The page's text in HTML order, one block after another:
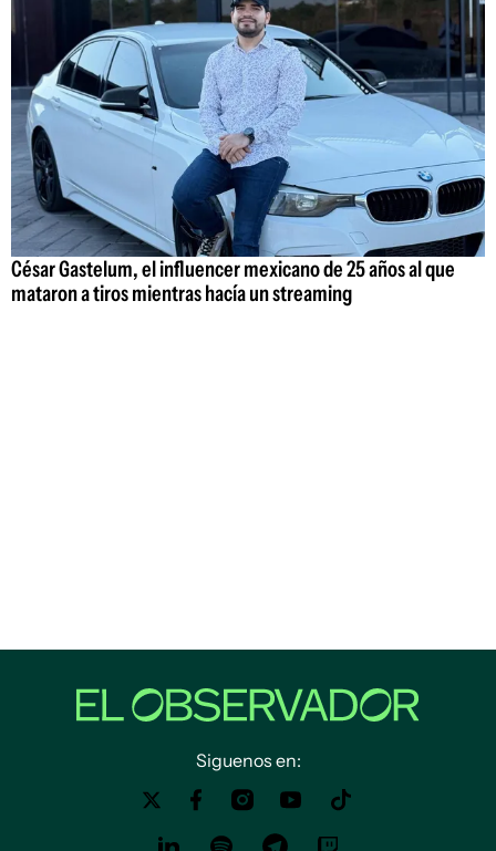
César Gastelum, el influencer mexicano de 25 años al que
mataron a tiros mientras hacía un streaming
Siguenos en: